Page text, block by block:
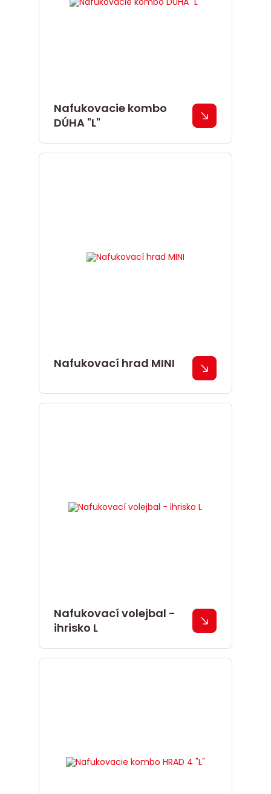
Nafukovacie kombo
DÚHA "L"
Nafukovací hrad MINI
Nafukovací volejbal -
ihrisko L